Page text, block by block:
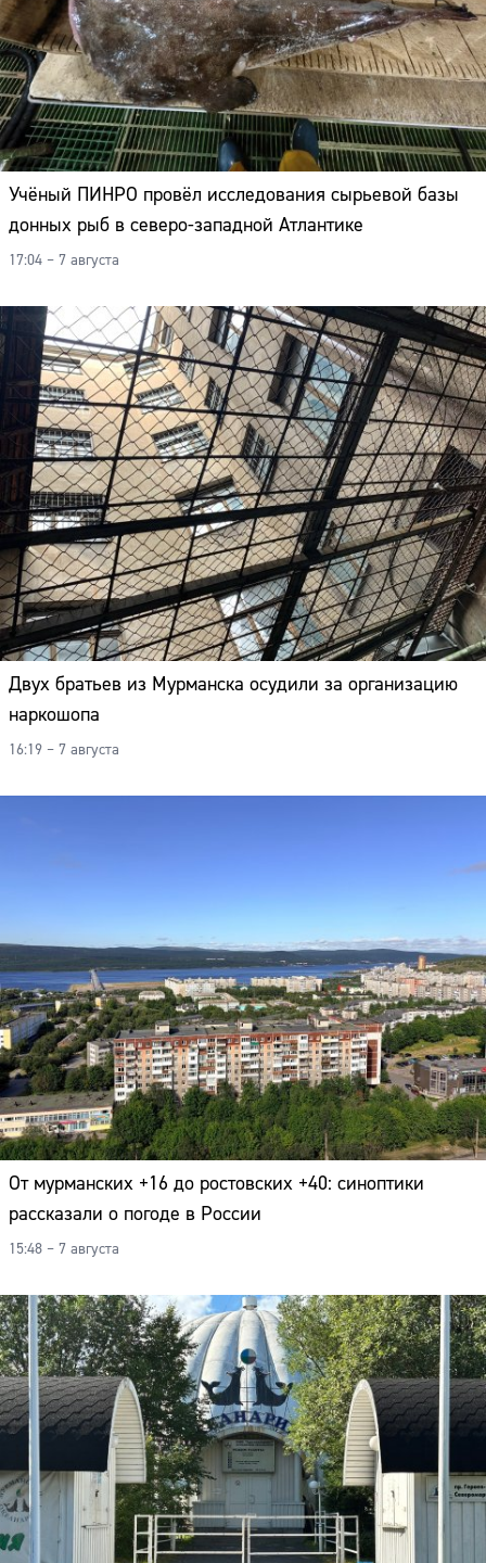
Учёный ПИНРО провёл исследования сырьевой базы
донных рыб в северо-западной Атлантике
17:04 – 7 августа
Двух братьев из Мурманска осудили за организацию
наркошопа
16:19 – 7 августа
От мурманских +16 до ростовских +40: синоптики
рассказали о погоде в России
15:48 – 7 августа
Сайт: